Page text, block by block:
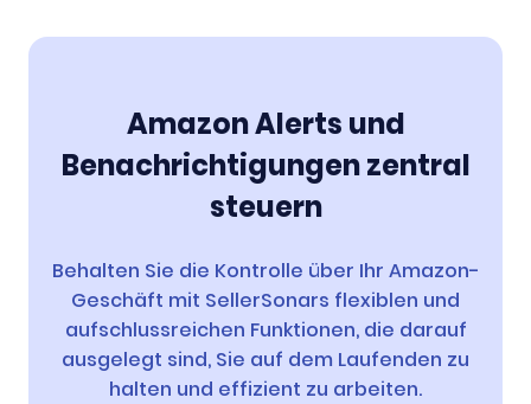
Amazon Alerts und
Benachrichtigungen zentral
steuern
Behalten Sie die Kontrolle über Ihr Amazon-
Geschäft mit SellerSonars flexiblen und
aufschlussreichen Funktionen, die darauf
ausgelegt sind, Sie auf dem Laufenden zu
halten und effizient zu arbeiten.